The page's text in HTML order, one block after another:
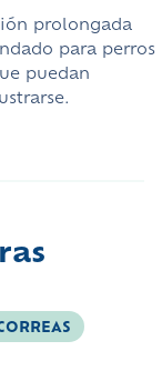
prolongada
para perros
puedan